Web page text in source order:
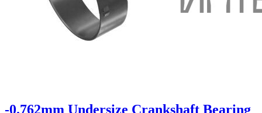
-0.762mm Undersize Crankshaft Bearing